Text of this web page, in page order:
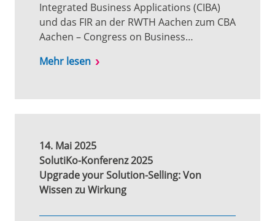
Integrated Business Applications (CIBA)
und das FIR an der RWTH Aachen zum CBA
Aachen – Congress on Business…
Mehr lesen
14. Mai 2025
SolutiKo-Konferenz 2025
Upgrade your Solution-Selling: Von
Wissen zu Wirkung